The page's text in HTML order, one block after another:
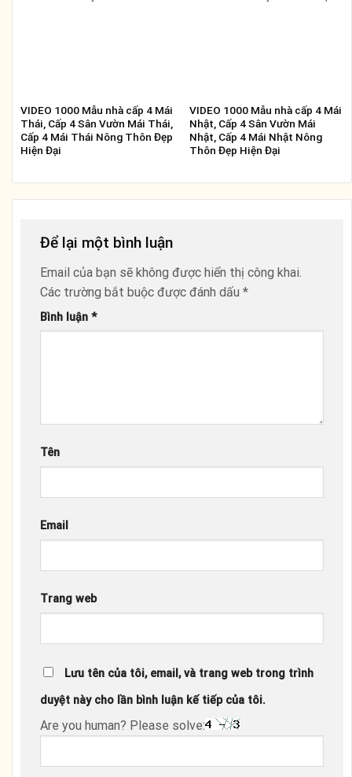
VIDEO 1000 Mẫu nhà cấp 4 Mái
Thái, Cấp 4 Sân Vườn Mái Thái,
Cấp 4 Mái Thái Nông Thôn Đẹp
Hiện Đại
VIDEO 1000 Mẫu nhà cấp 4 Mái
Nhật, Cấp 4 Sân Vườn Mái
Nhật, Cấp 4 Mái Nhật Nông
Thôn Đẹp Hiện Đại
Để lại một bình luận
Email của bạn sẽ không được hiển thị công khai.
Các trường bắt buộc được đánh dấu *
Bình luận *
Tên
Email
Trang web
Lưu tên của tôi, email, và trang web trong trình
duyệt này cho lần bình luận kế tiếp của tôi.
Are you human? Please solve: